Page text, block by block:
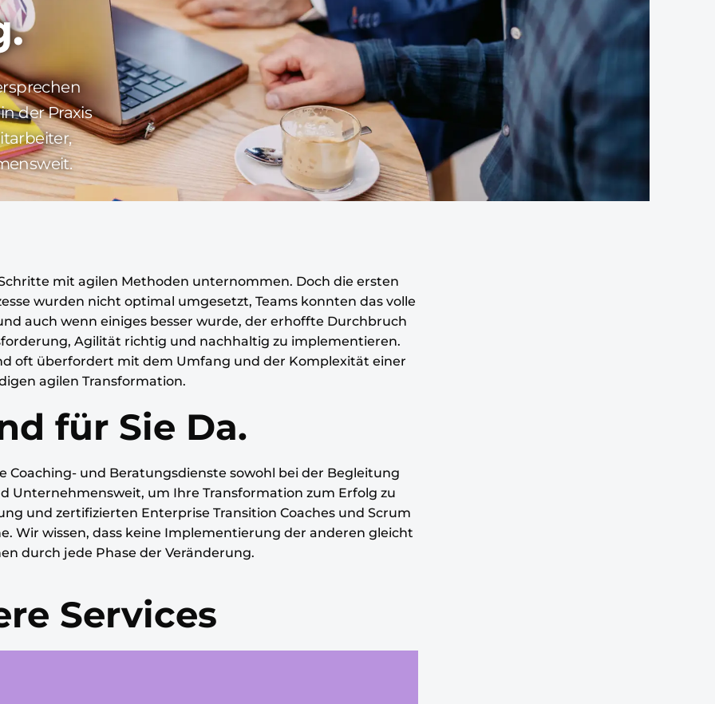
der Praxis
mit agilen Methoden unternommen. Doch die ersten
wurden nicht optimal umgesetzt, Teams konnten das volle
auch wenn einiges besser wurde, der erhoffte Durchbruch
Agilität richtig und nachhaltig zu implementieren.
oft überfordert mit dem Umfang und der Komplexität einer
agilen Transformation.
für Sie Da.
und Beratungsdienste sowohl bei der Begleitung
Unternehmensweit, um Ihre Transformation zum Erfolg zu
und zertifizierten Enterprise Transition Coaches und Scrum
Wir wissen, dass keine Implementierung der anderen gleicht
durch jede Phase der Veränderung.​
Services